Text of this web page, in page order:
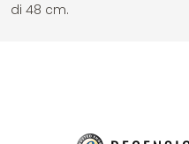
di 48 cm.